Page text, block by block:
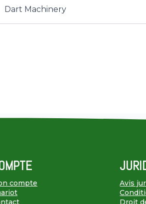
Dart Machinery
compte
Avis